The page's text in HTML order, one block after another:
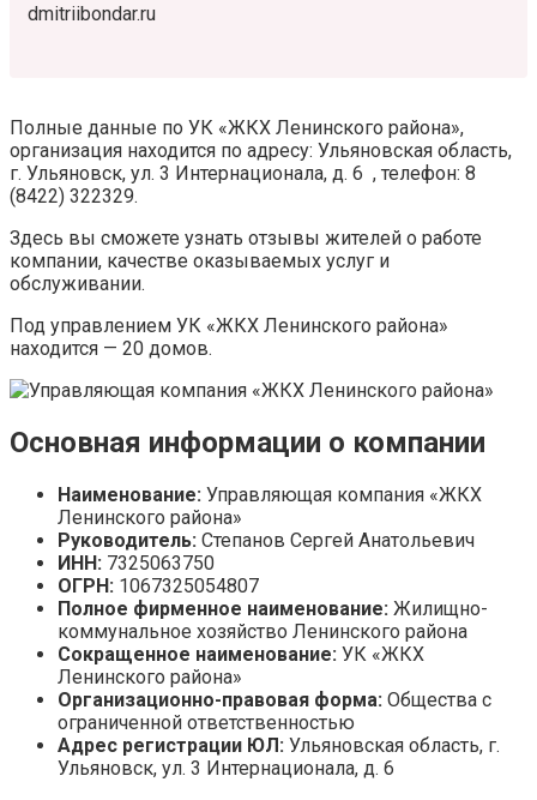
dmitriibondar.ru
Полные данные по УК «ЖКХ Ленинского района»,
организация находится по адресу: Ульяновская область,
г. Ульяновск, ул. 3 Интернационала, д. 6 , телефон: 8
(8422) 322329.
Здесь вы сможете узнать отзывы жителей о работе
компании, качестве оказываемых услуг и
обслуживании.
Под управлением УК «ЖКХ Ленинского района»
находится — 20 домов.
Основная информации о компании
Наименование: Управляющая компания «ЖКХ
Ленинского района»
Руководитель: Степанов Сергей Анатольевич
ИНН: 7325063750
ОГРН: 1067325054807
Полное фирменное наименование: Жилищно-
коммунальное хозяйство Ленинского района
Сокращенное наименование: УК «ЖКХ
Ленинского района»
Организационно-правовая форма: Общества с
ограниченной ответственностью
Адрес регистрации ЮЛ: Ульяновская область, г.
Ульяновск, ул. 3 Интернационала, д. 6